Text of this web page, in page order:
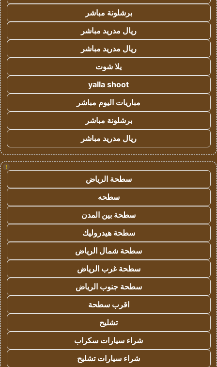
برشلونة مباشر
ريال مدريد مباشر
ريال مدريد مباشر
يلا شوت
yalla shoot
مباريات اليوم مباشر
برشلونة مباشر
ريال مدريد مباشر
!
سطحة الرياض
سطحه
سطحة بين المدن
سطحة هيدروليك
سطحة شمال الرياض
سطحة غرب الرياض
سطحة جنوب الرياض
اقرب سطحة
تشليح
شراء سيارات سكراب
شراء سيارات تشليح